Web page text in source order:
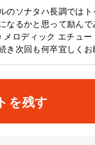
のソナタハ長調では
なるかと思って励ん
メロディック エチュ
き次回も何卒宜しく
を残す